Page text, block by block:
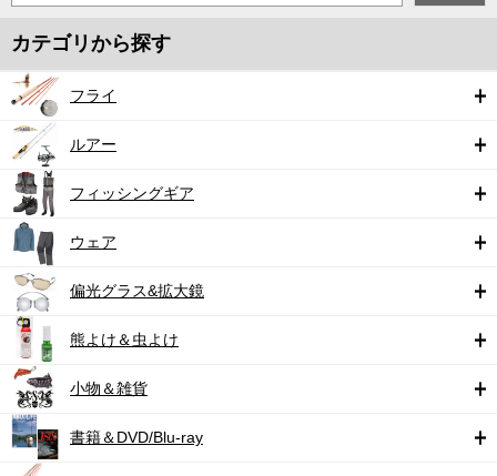
カテゴリから探す
フライ
ルアー
フィッシングギア
ウェア
偏光グラス&拡大鏡
熊よけ＆虫よけ
小物＆雑貨
書籍＆DVD/Blu-ray